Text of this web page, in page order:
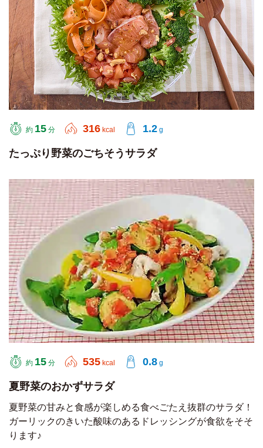
約 15 分 316 kcal 1.2 g
たっぷり野菜のごちそうサラダ
約 15 分 535 kcal 0.8 g
夏野菜のおかずサラダ
夏野菜の甘みと食感が楽しめる食べごたえ抜群のサラダ！
ガーリックのきいた酸味のあるドレッシングが食欲をそそ
ります♪